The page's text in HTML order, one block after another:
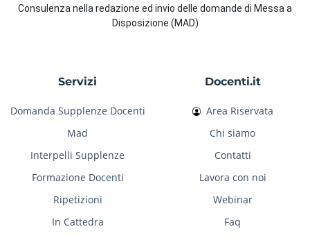
Consulenza nella redazione ed invio delle domande di Messa a
Disposizione (MAD)
Servizi
Domanda Supplenze Docenti
Mad
Interpelli Supplenze
Formazione Docenti
Ripetizioni
In Cattedra
Docenti.it
Area Riservata
Chi siamo
Contatti
Lavora con noi
Webinar
Faq